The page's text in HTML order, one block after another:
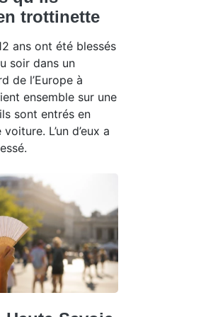
trottinette
ans ont été blessés
soir dans un
de l’Europe à
ensemble sur une
sont entrés en
L’un d’eux a